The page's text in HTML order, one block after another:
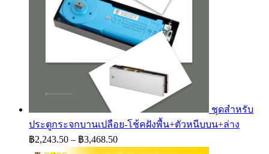
ชุดสำหรับ
ประตูกระจกบานเปลือย-โช้คฝังพื้น+ตัวหนีบบน+ล่าง
฿2,243.50 – ฿3,468.50Price
range: